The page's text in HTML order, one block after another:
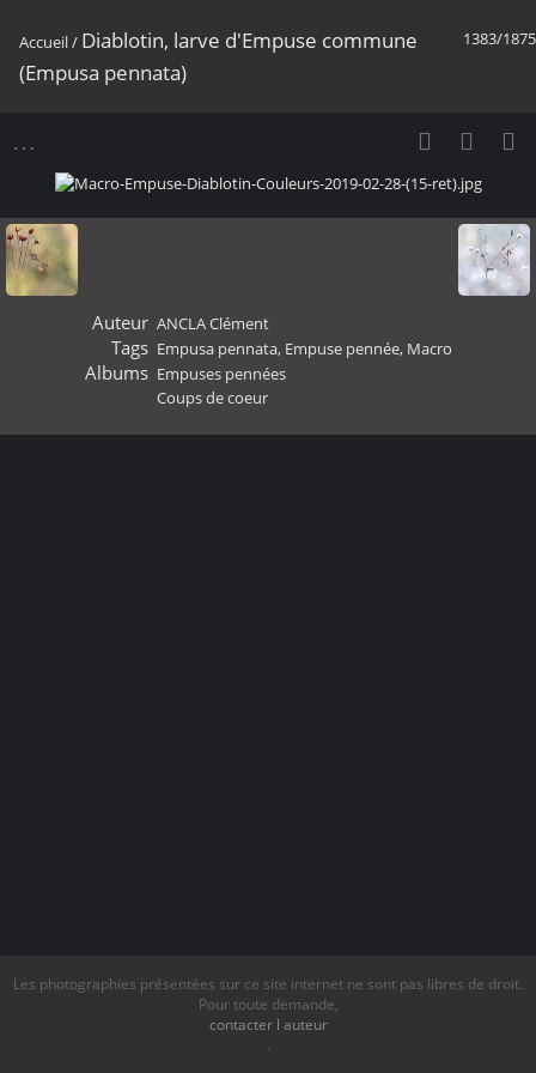
1383/1875
Accueil/ Diablotin, larve d'Empuse commune
(Empusa pennata)
Auteur ANCLA Clément
Tags Empusa pennata, Empuse pennée, Macro
Albums Empuses pennées
Coups de coeur
Les photographies présentées sur ce site internet ne sont pas libres de droit.
Pour toute demande,
contacter l auteur
.